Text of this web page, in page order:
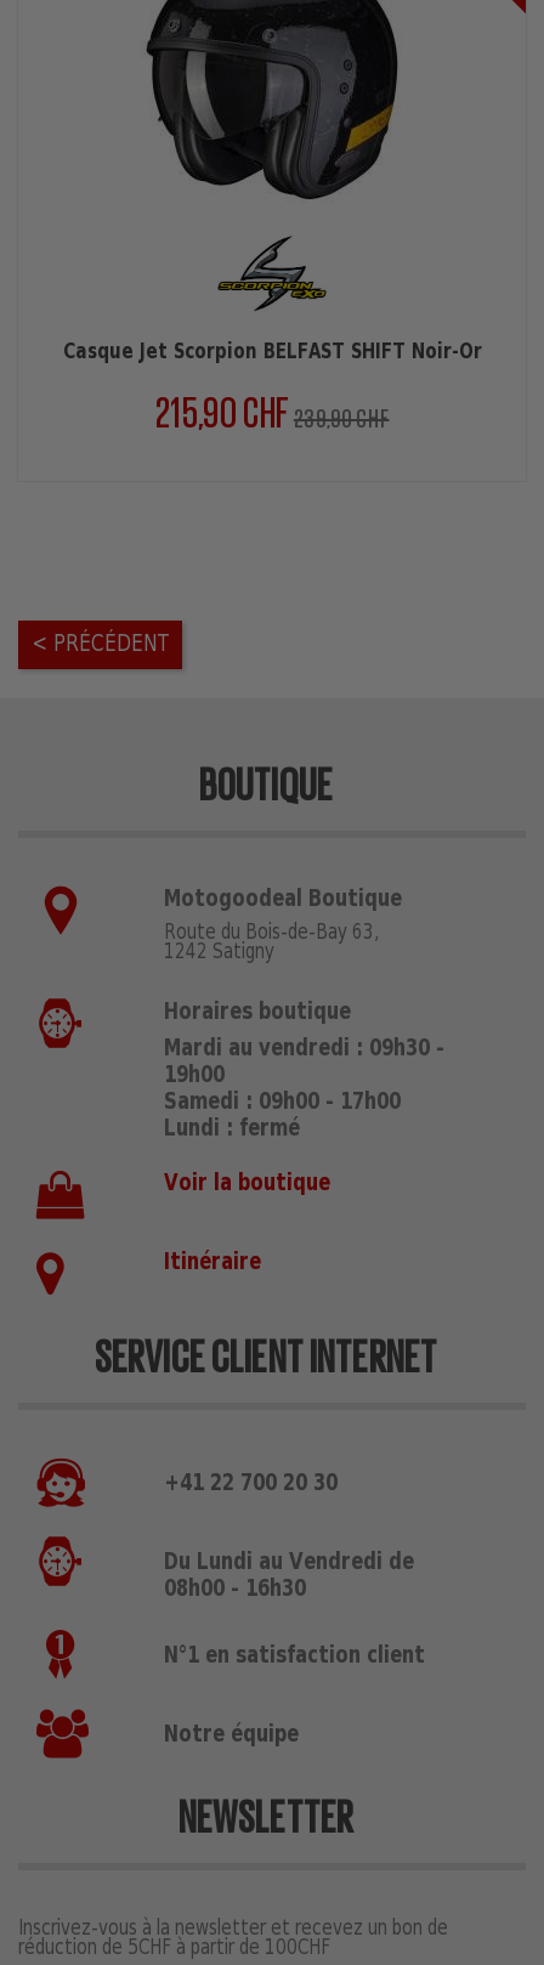
Casque Jet Scorpion BELFAST SHIFT Noir-Or
215,90 CHF Prix
normal
239,90 CHFPrix
< PRÉCÉDENT
BOUTIQUE
Motogoodeal Boutique
Route du Bois-de-Bay 63,
1242 Satigny
Horaires boutique
Mardi au vendredi : 09h30 -
19h00
Samedi : 09h00 - 17h00
Lundi : fermé
Voir la boutique
Itinéraire
SERVICE CLIENT INTERNET
+41 22 700 20 30
Du Lundi au Vendredi de
08h00 - 16h30
N°1 en satisfaction client
Notre équipe
NEWSLETTER
Inscrivez-vous à la newsletter et recevez un bon de
réduction de 5CHF à partir de 100CHF